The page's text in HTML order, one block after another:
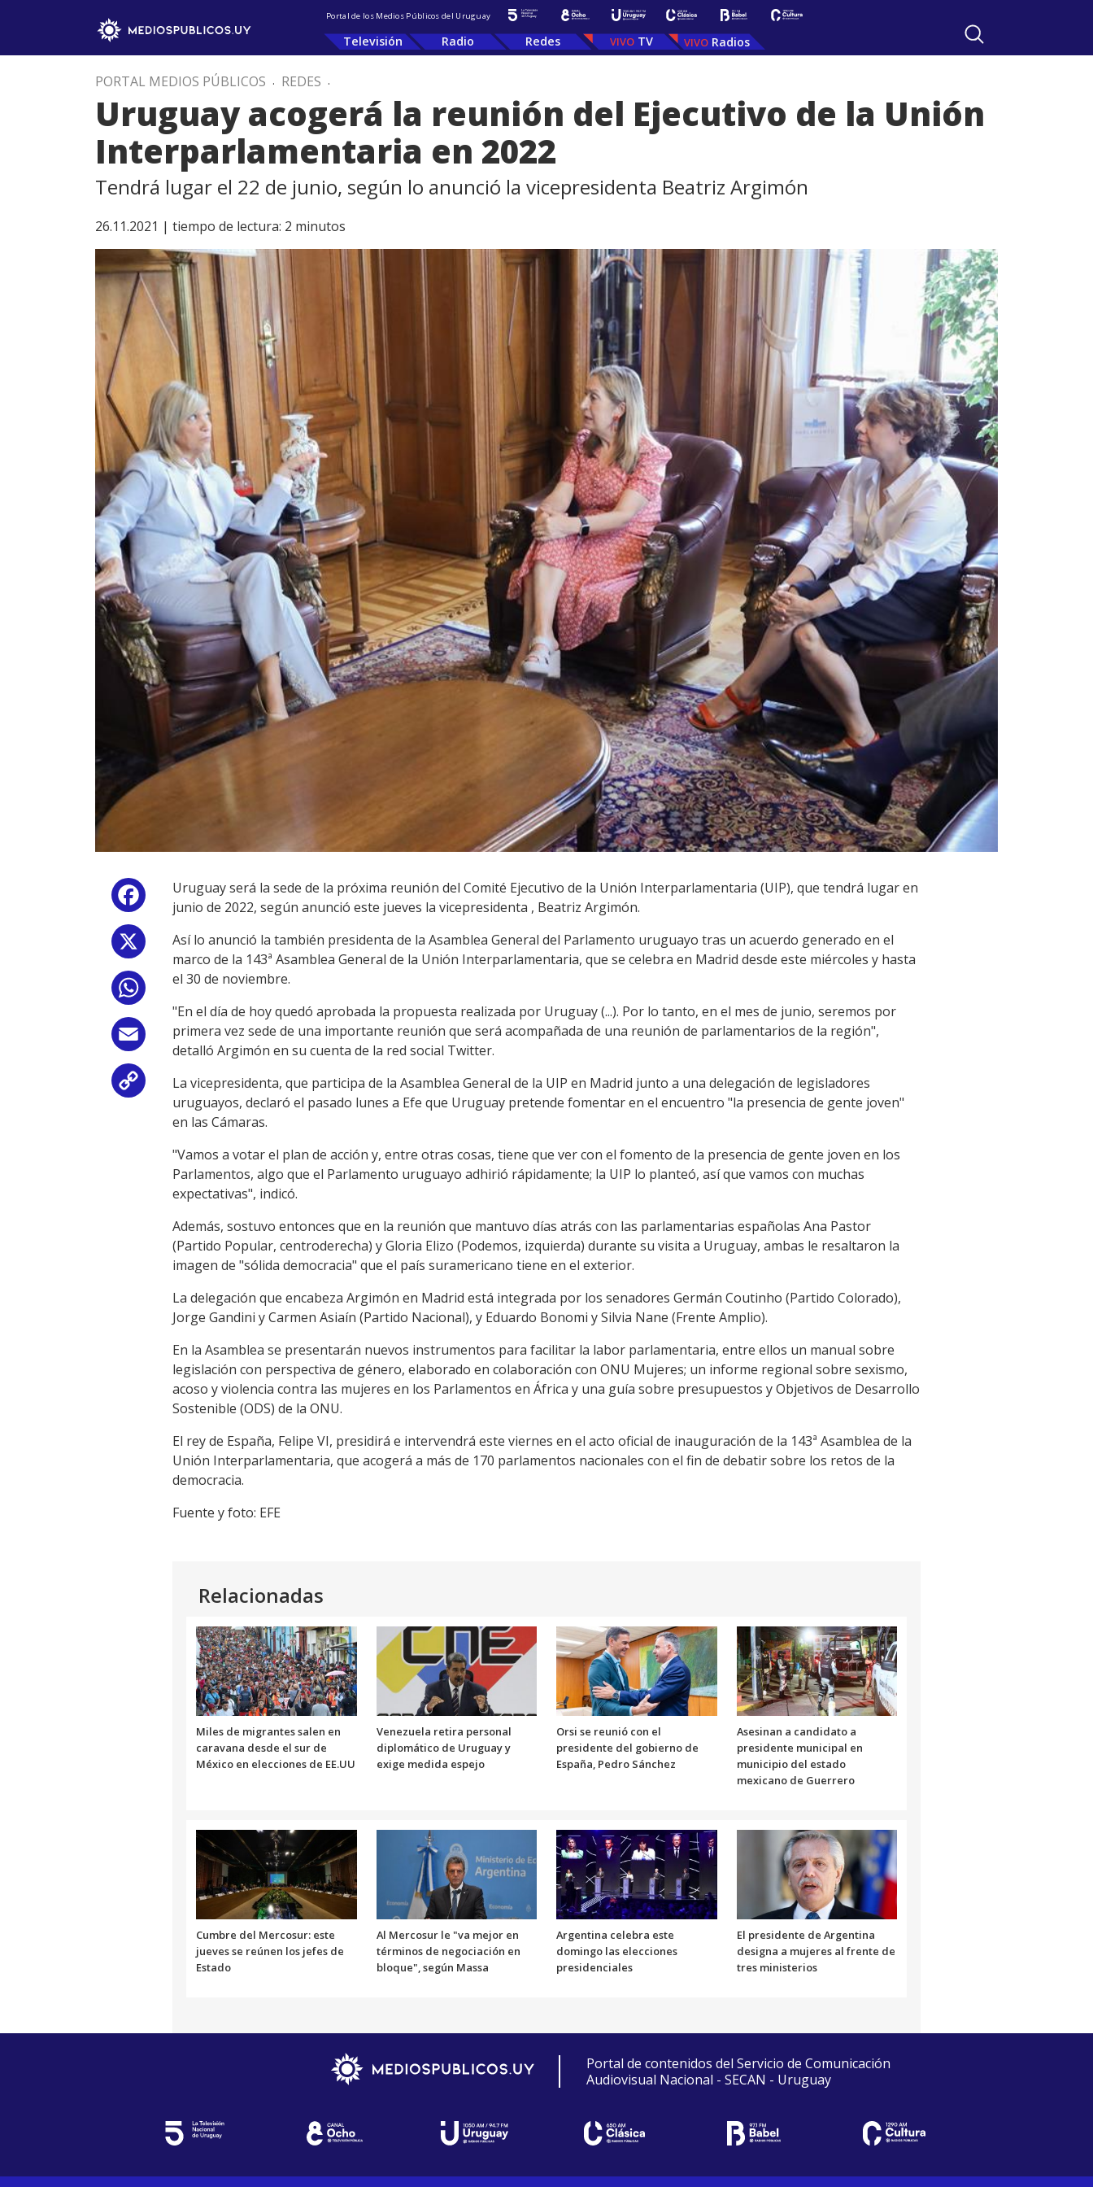
Portal de los Medios Públicos del Uruguay
Televisión Radio Redes TV Radios
PORTAL MEDIOS PÚBLICOS . REDES .
Uruguay acogerá la reunión del Ejecutivo de la Unión
Interparlamentaria en 2022
Tendrá lugar el 22 de junio, según lo anunció la vicepresidenta Beatriz Argimón
26.11.2021 | tiempo de lectura: 2 minutos
Facebook
Email
Copy
Link
Uruguay será la sede de la próxima reunión del Comité Ejecutivo de la Unión Interparlamentaria (UIP), que tendrá lugar en
junio de 2022, según anunció este jueves la vicepresidenta , Beatriz Argimón.
Así lo anunció la también presidenta de la Asamblea General del Parlamento uruguayo tras un acuerdo generado en el
marco de la 143ª Asamblea General de la Unión Interparlamentaria, que se celebra en Madrid desde este miércoles y hasta
el 30 de noviembre.
"En el día de hoy quedó aprobada la propuesta realizada por Uruguay (...). Por lo tanto, en el mes de junio, seremos por
primera vez sede de una importante reunión que será acompañada de una reunión de parlamentarios de la región",
detalló Argimón en su cuenta de la red social Twitter.
La vicepresidenta, que participa de la Asamblea General de la UIP en Madrid junto a una delegación de legisladores
uruguayos, declaró el pasado lunes a Efe que Uruguay pretende fomentar en el encuentro "la presencia de gente joven"
en las Cámaras.
"Vamos a votar el plan de acción y, entre otras cosas, tiene que ver con el fomento de la presencia de gente joven en los
Parlamentos, algo que el Parlamento uruguayo adhirió rápidamente; la UIP lo planteó, así que vamos con muchas
expectativas", indicó.
Además, sostuvo entonces que en la reunión que mantuvo días atrás con las parlamentarias españolas Ana Pastor
(Partido Popular, centroderecha) y Gloria Elizo (Podemos, izquierda) durante su visita a Uruguay, ambas le resaltaron la
imagen de "sólida democracia" que el país suramericano tiene en el exterior.
La delegación que encabeza Argimón en Madrid está integrada por los senadores Germán Coutinho (Partido Colorado),
Jorge Gandini y Carmen Asiaín (Partido Nacional), y Eduardo Bonomi y Silvia Nane (Frente Amplio).
En la Asamblea se presentarán nuevos instrumentos para facilitar la labor parlamentaria, entre ellos un manual sobre
legislación con perspectiva de género, elaborado en colaboración con ONU Mujeres; un informe regional sobre sexismo,
acoso y violencia contra las mujeres en los Parlamentos en África y una guía sobre presupuestos y Objetivos de Desarrollo
Sostenible (ODS) de la ONU.
El rey de España, Felipe VI, presidirá e intervendrá este viernes en el acto oficial de inauguración de la 143ª Asamblea de la
Unión Interparlamentaria, que acogerá a más de 170 parlamentos nacionales con el fin de debatir sobre los retos de la
democracia.
Fuente y foto: EFE
Relacionadas
Miles de migrantes salen en
caravana desde el sur de
México en elecciones de EE.UU
Venezuela retira personal
diplomático de Uruguay y
exige medida espejo
Orsi se reunió con el
presidente del gobierno de
España, Pedro Sánchez
Asesinan a candidato a
presidente municipal en
municipio del estado
mexicano de Guerrero
Cumbre del Mercosur: este
jueves se reúnen los jefes de
Estado
Al Mercosur le "va mejor en
términos de negociación en
bloque", según Massa
Argentina celebra este
domingo las elecciones
presidenciales
El presidente de Argentina
designa a mujeres al frente de
tres ministerios
Portal de contenidos del Servicio de Comunicación
Audiovisual Nacional - SECAN - Uruguay